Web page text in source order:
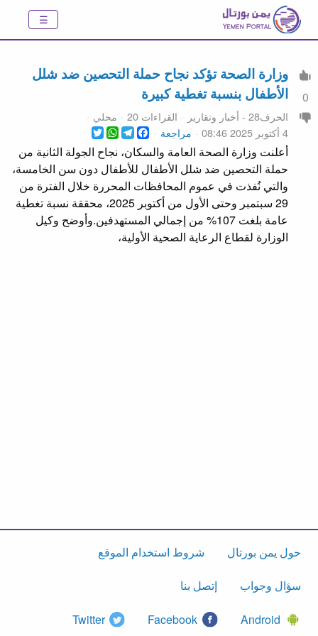
0
وزارة الصحة تؤكد نجاح حملة التحصين ضد شلل
الأطفال بنسبة تغطية كبيرة
الحرف28 - أخبار وتقارير القراءات 20
محلي
4 أكتوبر 2025 08:46
مراجعة Twitter
WhatsApp
Telegram
Facebook
أعلنت وزارة الصحة العامة والسكان، نجاح الجولة الثانية من
حملة التحصين ضد شلل الأطفال للأطفال دون سن الخامسة،
والتي نُفذت في عموم المحافظات المحررة خلال الفترة من
29 سبتمبر وحتى الأول من أكتوبر 2025، محققة نسبة تغطية
عامة بلغت 107% من إجمالي المستهدفين.وأوضح وكيل
الوزارة لقطاع الرعاية الصحية الأولية،
حول يمن بورتال شروط استخدام الموقع
سؤال وجواب إتصل بنا
Android
Facebook
Twitter